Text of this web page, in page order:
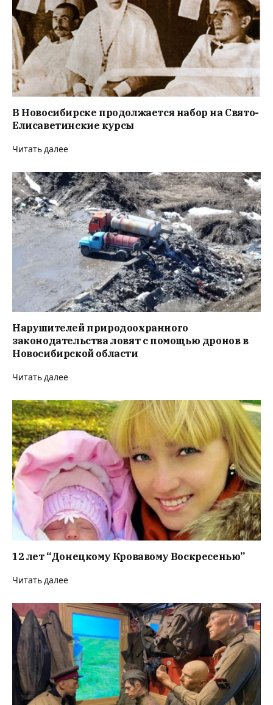
В Новосибирске продолжается набор на Свято-
Елисаветинские курсы
Читать далее
Нарушителей природоохранного
законодательства ловят с помощью дронов в
Новосибирской области
Читать далее
12 лет “Донецкому Кровавому Воскресенью”
Читать далее